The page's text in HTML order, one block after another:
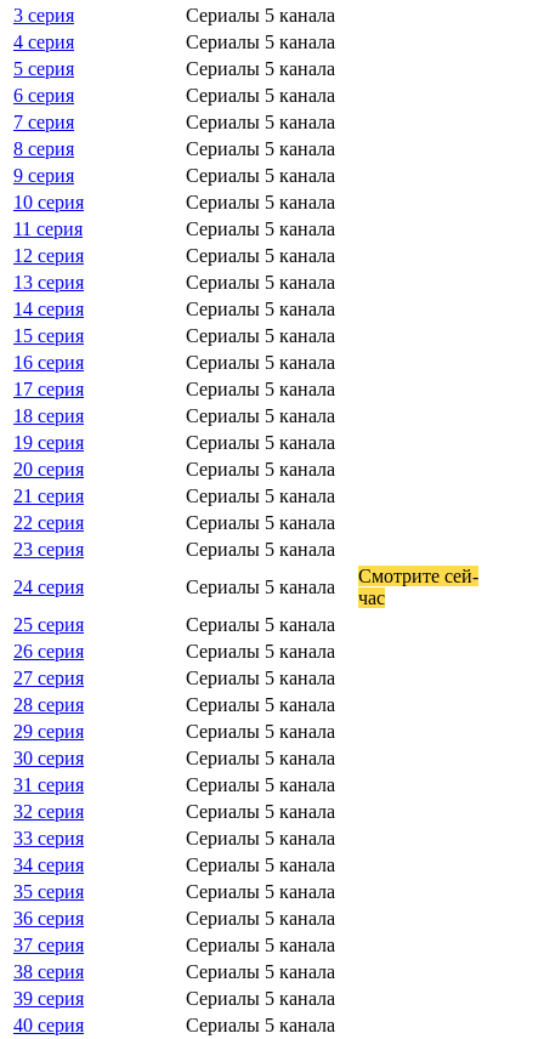
3 серия
Сериалы 5 канала
4 серия
Сериалы 5 канала
5 серия
Сериалы 5 канала
6 серия
Сериалы 5 канала
7 серия
Сериалы 5 канала
8 серия
Сериалы 5 канала
9 серия
Сериалы 5 канала
10 серия
Сериалы 5 канала
11 серия
Сериалы 5 канала
12 серия
Сериалы 5 канала
13 серия
Сериалы 5 канала
14 серия
Сериалы 5 канала
15 серия
Сериалы 5 канала
16 серия
Сериалы 5 канала
17 серия
Сериалы 5 канала
18 серия
Сериалы 5 канала
19 серия
Сериалы 5 канала
20 серия
Сериалы 5 канала
21 серия
Сериалы 5 канала
22 серия
Сериалы 5 канала
23 серия
Сериалы 5 канала
24 серия
Сериалы 5 канала
Смот­ри­те сей­
час
25 серия
Сериалы 5 канала
26 серия
Сериалы 5 канала
27 серия
Сериалы 5 канала
28 серия
Сериалы 5 канала
29 серия
Сериалы 5 канала
30 серия
Сериалы 5 канала
31 серия
Сериалы 5 канала
32 серия
Сериалы 5 канала
33 серия
Сериалы 5 канала
34 серия
Сериалы 5 канала
35 серия
Сериалы 5 канала
36 серия
Сериалы 5 канала
37 серия
Сериалы 5 канала
38 серия
Сериалы 5 канала
39 серия
Сериалы 5 канала
40 серия
Сериалы 5 канала